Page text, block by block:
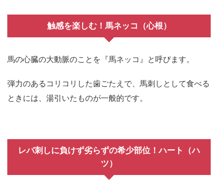
触感を楽しむ！馬ネッコ（心根）
馬の心臓の大動脈のことを『馬ネッコ』と呼びます。
弾力のあるコリコリした歯ごたえで、馬刺しとして食べる
ときには、湯引いたものが一般的です。
レバ刺しに負けず劣らずの希少部位！ハート（ハ
ツ）